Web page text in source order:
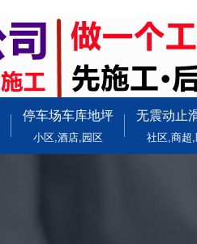
停车场车库地坪
小区,酒店,园区
无震动止
社区,商超